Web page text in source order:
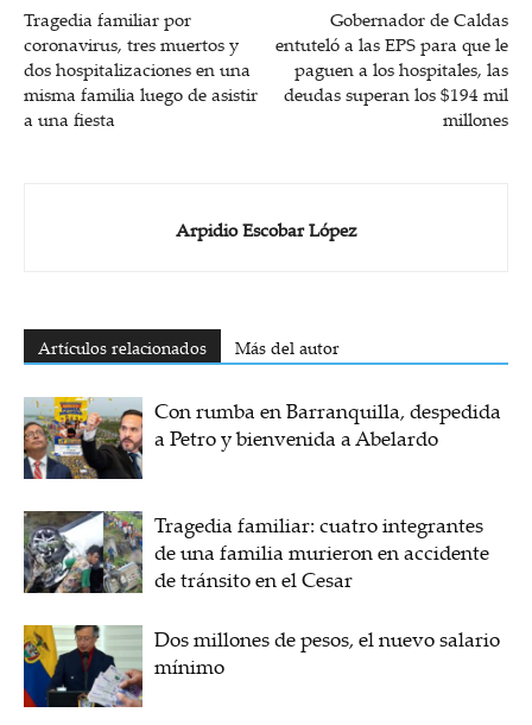
Tragedia familiar por
coronavirus, tres muertos y
dos hospitalizaciones en una
misma familia luego de asistir
a una fiesta
Gobernador de Caldas
entuteló a las EPS para que le
paguen a los hospitales, las
deudas superan los $194 mil
millones
Arpidio Escobar López
Artículos relacionados Más del autor
Con rumba en Barranquilla, despedida
a Petro y bienvenida a Abelardo
Tragedia familiar: cuatro integrantes
de una familia murieron en accidente
de tránsito en el Cesar
Dos millones de pesos, el nuevo salario
mínimo